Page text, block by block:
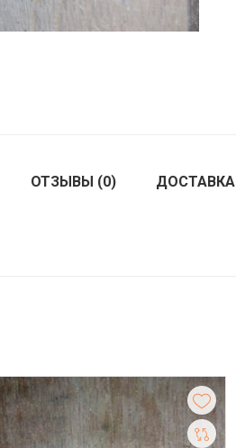
ОТЗЫВЫ (0) ДОСТАВКА